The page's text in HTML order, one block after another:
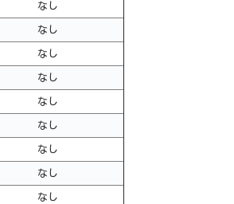
なし
なし
なし
なし
なし
なし
なし
なし
なし